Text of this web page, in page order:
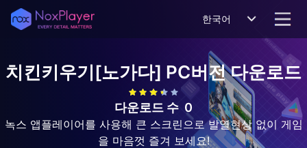
한국어
치킨키우기[노가다] PC버전 다운로드
다운로드 수 0
녹스 앱플레이어를 사용해 큰 스크린으로 발열현상 없이 게임
을 마음껏 즐겨 보세요!